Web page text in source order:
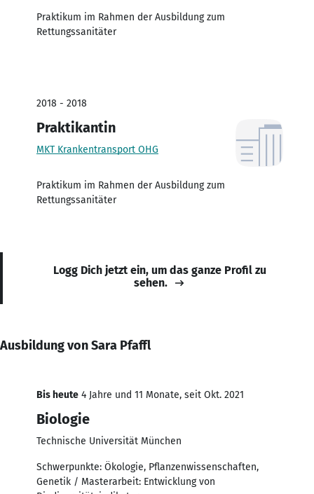
Praktikum im Rahmen der Ausbildung zum
Rettungssanitäter
2018 - 2018
Praktikantin
MKT Krankentransport OHG
Praktikum im Rahmen der Ausbildung zum
Rettungssanitäter
Logg Dich jetzt ein, um das ganze Profil zu
sehen.
Ausbildung von Sara Pfaffl
Bis heute 4 Jahre und 11 Monate, seit Okt. 2021
Biologie
Technische Universität München
Schwerpunkte: Ökologie, Pflanzenwissenschaften,
Genetik / Masterarbeit: Entwicklung von